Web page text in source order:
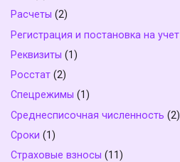
Расчеты (2)
Регистрация и постановка на учет
Реквизиты (1)
Росстат (2)
Спецрежимы (1)
Среднесписочная численность (2)
Сроки (1)
Страховые взносы (11)